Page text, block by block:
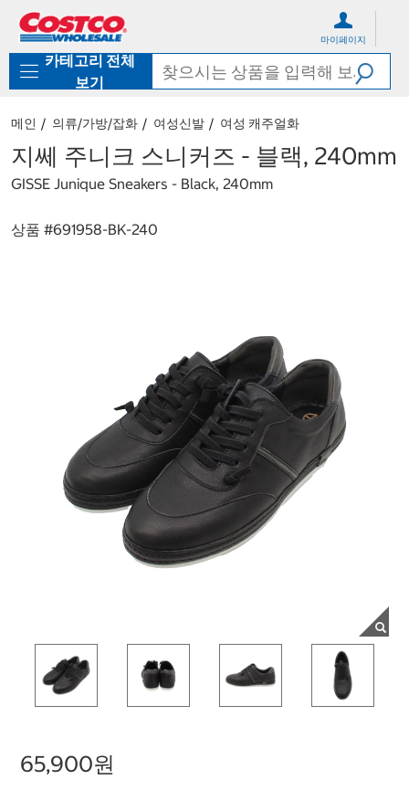
로
기
가
마이페이지
카테고리 전체
보기
메인 의류/가방/잡화 여성신발 여성 캐주얼화
지쎄 주니크 스니커즈 - 블랙, 240mm
GISSE Junique Sneakers - Black, 240mm
상품 #691958-BK-240
65,900원